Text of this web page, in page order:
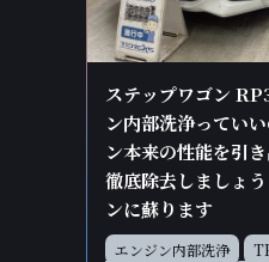
ステップワゴン
ン内部洗浄ってい
ン本来の性能を引
徹底除去しましょ
ンに蘇ります
エンジン内部洗浄